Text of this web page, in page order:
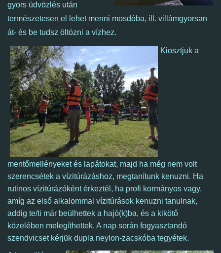
gyors üdvözlés után
természetesen el lehet menni mosdóba, ill. villámgyorsan
át- és be tudsz öltözni a vízhez.
Kiosztjuk a
mentőmellényeket és lapátokat, majd ha még nem volt
szerencsétek a vízitúrázáshoz, megtanítunk kenuzni. Ha
rutinos vízitúrázóként érkeztél, ha profi kormányos vagy,
amíg az első alkalommal vízitúrások kenuzni tanulnak,
addig te/ti már beülhettek a hajó(k)ba, és a kikötő
közelében melegíthettek. A nap során fogyasztandó
szendvicset kérjük dupla neylon-zacskóba tegyétek.